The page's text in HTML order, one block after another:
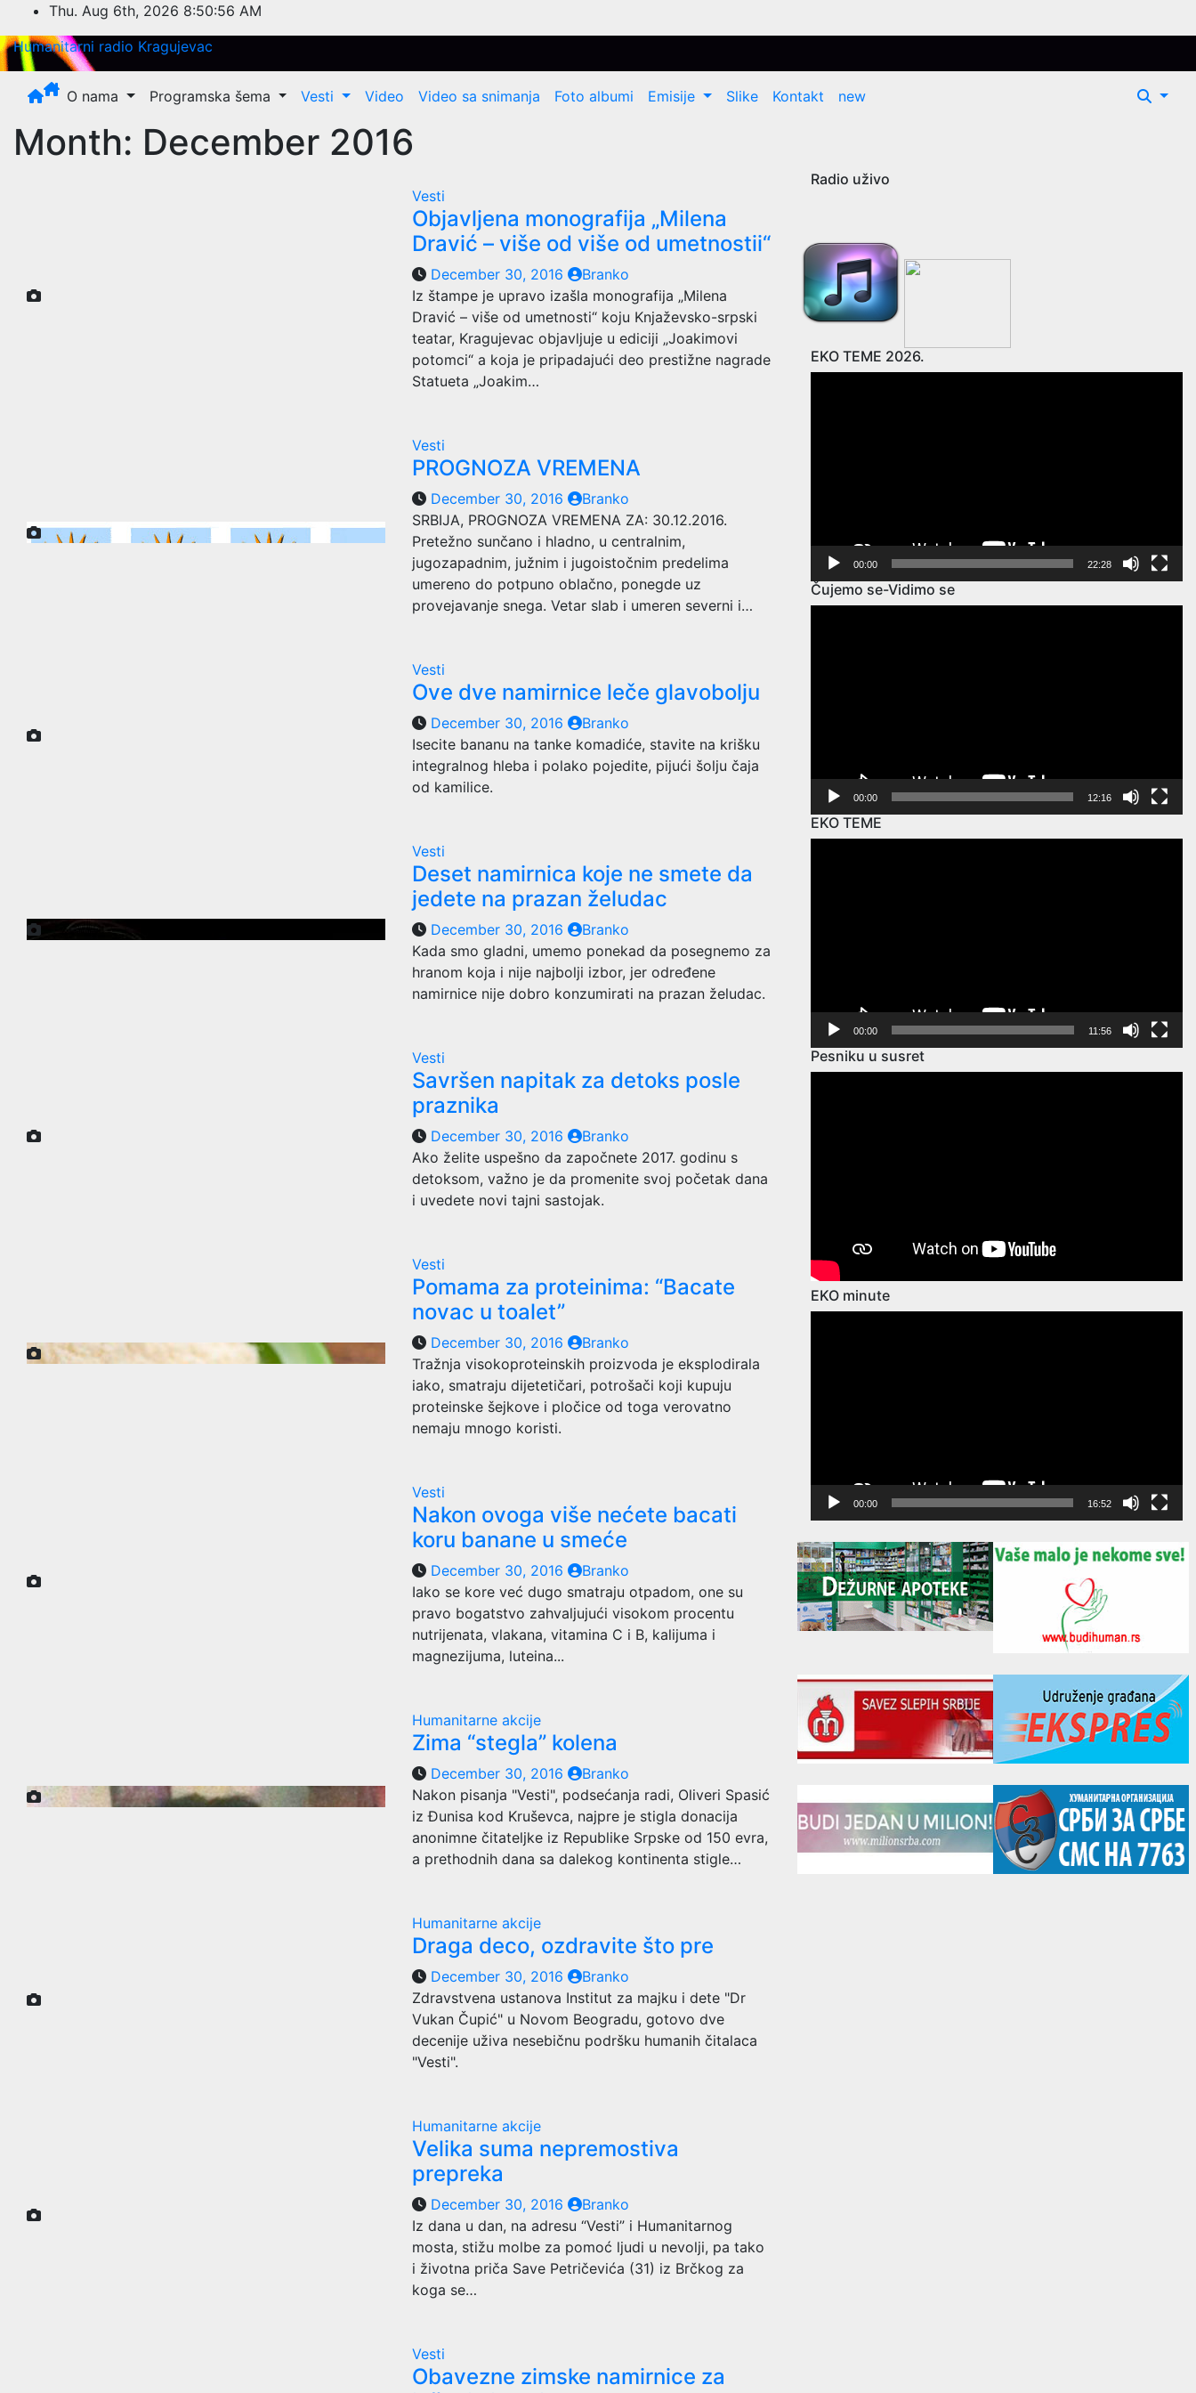
to
content
Thu. Aug 6th, 2026 8:50:56 AM
Humanitarni radio Kragujevac
O nama Programska šema Vesti Video Video sa snimanja Foto albumi Emisije Slike Kontakt new
Month: December 2016
Vesti
Objavljena monografija „Milena
Dravić – više od više od umetnostii“
December 30, 2016
Branko
Iz štampe je upravo izašla monografija „Milena
Dravić – više od umetnosti“ koju Knjaževsko-srpski
teatar, Kragujevac objavljuje u ediciji „Joakimovi
potomci“ a koja je pripadajući deo prestižne nagrade
Statueta „Joakim…
Vesti
PROGNOZA VREMENA
December 30, 2016
Branko
SRBIJA, PROGNOZA VREMENA ZA: 30.12.2016.
Pretežno sunčano i hladno, u centralnim,
jugozapadnim, južnim i jugoistočnim predelima
umereno do potpuno oblačno, ponegde uz
provejavanje snega. Vetar slab i umeren severni i…
Vesti
Ove dve namirnice leče glavobolju
December 30, 2016
Branko
Isecite bananu na tanke komadiće, stavite na krišku
integralnog hleba i polako pojedite, pijući šolju čaja
od kamilice.
Vesti
Deset namirnica koje ne smete da
jedete na prazan želudac
December 30, 2016
Branko
Kada smo gladni, umemo ponekad da posegnemo za
hranom koja i nije najbolji izbor, jer određene
namirnice nije dobro konzumirati na prazan želudac.
Vesti
Savršen napitak za detoks posle
praznika
December 30, 2016
Branko
Ako želite uspešno da započnete 2017. godinu s
detoksom, važno je da promenite svoj početak dana
i uvedete novi tajni sastojak.
Vesti
Pomama za proteinima: “Bacate
novac u toalet”
December 30, 2016
Branko
Tražnja visokoproteinskih proizvoda je eksplodirala
iako, smatraju dijetetičari, potrošači koji kupuju
proteinske šejkove i pločice od toga verovatno
nemaju mnogo koristi.
Vesti
Nakon ovoga više nećete bacati
koru banane u smeće
December 30, 2016
Branko
Iako se kore već dugo smatraju otpadom, one su
pravo bogatstvo zahvaljujući visokom procentu
nutrijenata, vlakana, vitamina C i B, kalijuma i
magnezijuma, luteina...
Humanitarne akcije
Zima “stegla” kolena
December 30, 2016
Branko
Nakon pisanja "Vesti", podsećanja radi, Oliveri Spasić
iz Đunisa kod Kruševca, najpre je stigla donacija
anonimne čitateljke iz Republike Srpske od 150 evra,
a prethodnih dana sa dalekog kontinenta stigle…
Humanitarne akcije
Draga deco, ozdravite što pre
December 30, 2016
Branko
Zdravstvena ustanova Institut za majku i dete "Dr
Vukan Čupić" u Novom Beogradu, gotovo dve
decenije uživa nesebičnu podršku humanih čitalaca
"Vesti".
Humanitarne akcije
Velika suma nepremostiva
prepreka
December 30, 2016
Branko
Iz dana u dan, na adresu “Vesti” i Humanitarnog
mosta, stižu molbe za pomoć ljudi u nevolji, pa tako
i životna priča Save Petričevića (31) iz Brčkog za
koga se…
Vesti
Obavezne zimske namirnice za
Radio uživo
EKO TEME 2026.
00:00 22:28
Čujemo se-Vidimo se
00:00 12:16
EKO TEME
00:00 11:56
Pesniku u susret
EKO minute
00:00 16:52